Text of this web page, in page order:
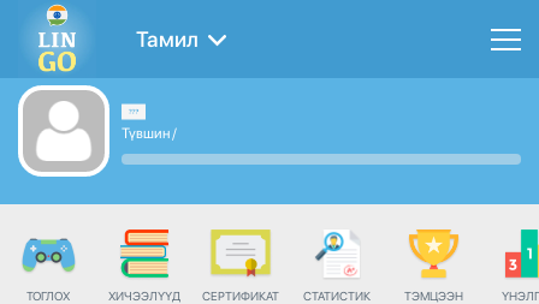
Тамил
Түвшин/
ТОГЛОХ ХИЧЭЭЛҮҮД СЕРТИФИКАТ СТАТИСТИК ТЭМЦЭЭН